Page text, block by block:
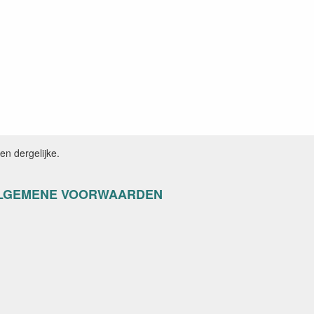
dergelijke.
VOORWAARDEN